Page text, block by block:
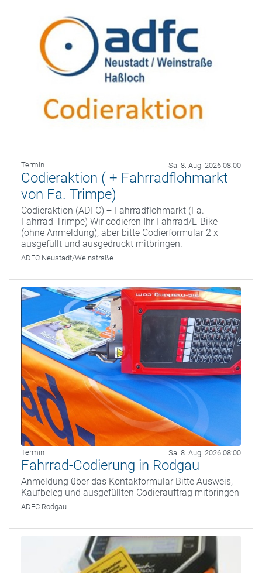
Termin Sa. 8. Aug. 2026 08:00
Codieraktion ( + Fahrradflohmarkt
von Fa. Trimpe)
Codieraktion (ADFC) + Fahrradflohmarkt (Fa.
Fahrrad-Trimpe) Wir codieren Ihr Fahrrad/E-Bike
(ohne Anmeldung), aber bitte Codierformular 2 x
ausgefüllt und ausgedruckt mitbringen.
ADFC Neustadt/Weinstraße
Termin Sa. 8. Aug. 2026 08:00
Fahrrad-Codierung in Rodgau
Anmeldung über das Kontakformular Bitte Ausweis,
Kaufbeleg und ausgefüllten Codierauftrag mitbringen
ADFC Rodgau